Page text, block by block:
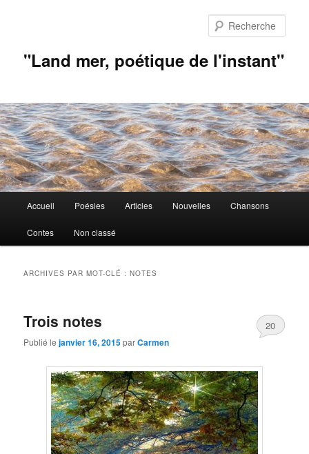
"Land mer, poétique de l'instant"
principal
Accueil Poésies Articles Nouvelles Chansons
Contes Non classé
ARCHIVES PAR MOT-CLÉ :NOTES
Trois notes
Publié lejanvier 16, 2015parCarmen
20